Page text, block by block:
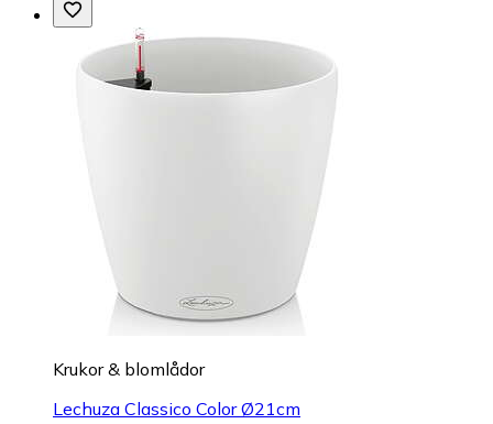
Krukor & blomlådor
Lechuza Classico Color Ø21cm